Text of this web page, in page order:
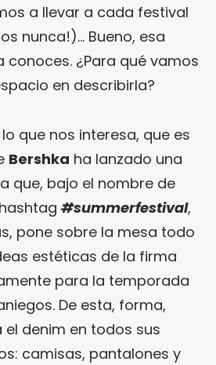
a llevar a cada festival
nunca!)… Bueno, esa
conoces. ¿Para qué vamos
en describirla?
que nos interesa, que es
Bershka ha lanzado una
que, bajo el nombre de
#summerfestival,
pone sobre la mesa todo
estéticas de la firma
para la temporada
De esta, forma,
denim en todos sus
camisas, pantalones y